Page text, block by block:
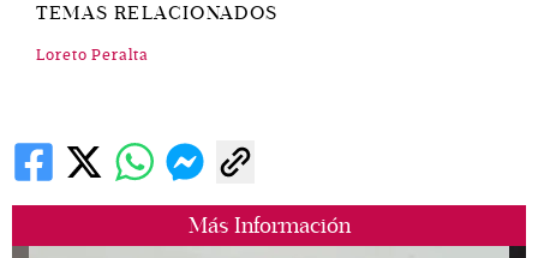
Más Información
TEMAS RELACIONADOS
Loreto Peralta